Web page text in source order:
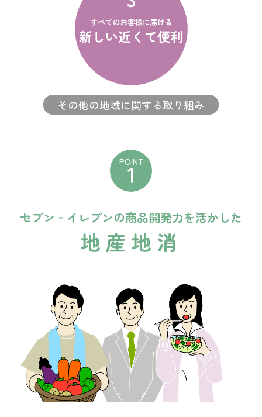
その他の地域に関する取り組み
POINT
1
セブン‐イレブンの商品開発力を活かした
地産地消